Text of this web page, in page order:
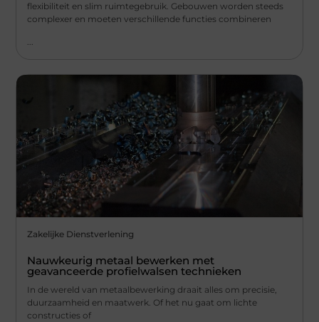
flexibiliteit en slim ruimtegebruik. Gebouwen worden steeds
complexer en moeten verschillende functies combineren
...
Zakelijke Dienstverlening
Nauwkeurig metaal bewerken met
geavanceerde profielwalsen technieken
In de wereld van metaalbewerking draait alles om precisie,
duurzaamheid en maatwerk. Of het nu gaat om lichte
constructies of